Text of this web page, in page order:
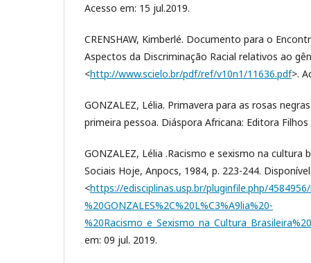
Acesso em: 15 jul.2019.
CRENSHAW, Kimberlé. Documento para o
Aspectos da Discriminação Racial relativos ao
<http://www.scielo.br/pdf/ref/v10n1/11636.pdf>.
GONZALEZ, Lélia. Primavera para as rosas
primeira pessoa. Diáspora Africana: Editora Filhos
GONZALEZ, Lélia .Racismo e sexismo na cultura
Sociais Hoje, Anpocs, 1984, p. 223-244.
<https://edisciplinas.usp.br/pluginfile.php/
%20GONZALES%2C%20L%C3%A9lia%20-
em: 09 jul. 2019.